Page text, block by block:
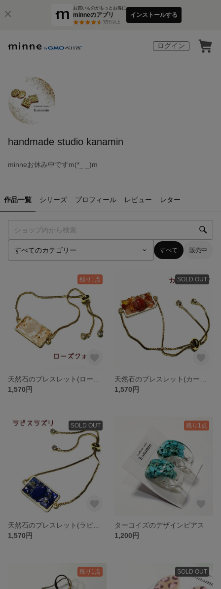
お買いものがもっとお得に
minneのアプリ
3万件以上
インストールする
ログイン
handmade studio kanamin
minneお休み中ですm(*_ _)m
作品一覧 シリーズ プロフィール レビュー レター
すべて 販売中
残り1点
1,570円
SOLD OUT
1,570円
SOLD OUT
1,570円
残り1点
ターコイズのデザインピアス
1,200円
残り1点 SOLD OUT